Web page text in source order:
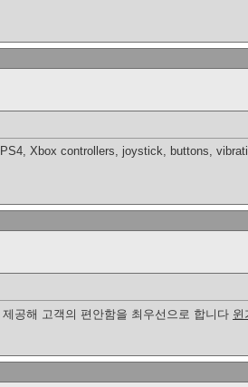
Xbox controllers, joystick, buttons,
공해 고객의 편안함을 최우선으로 합니다 윈